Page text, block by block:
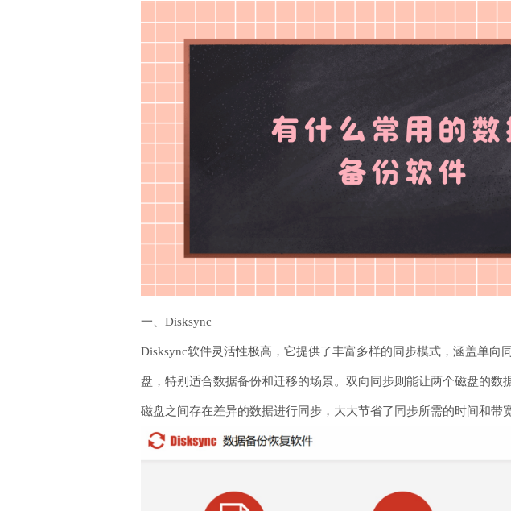
一、Disksync
Disksync软件灵活性极高，它提供了丰富多样的同步模式，涵盖单
盘，特别适合数据备份和迁移的场景。双向同步则能让两个磁盘的
磁盘之间存在差异的数据进行同步，大大节省了同步所需的时间和带